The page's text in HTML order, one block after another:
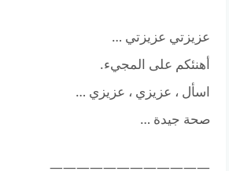
عزيزتي عزيزتي …
أهنئكم على المجيء.
اسأل ، عزيزي ، عزيزي …
صحة جيدة …
————————————